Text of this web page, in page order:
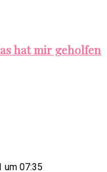
hat mir geholfen
um 07:35